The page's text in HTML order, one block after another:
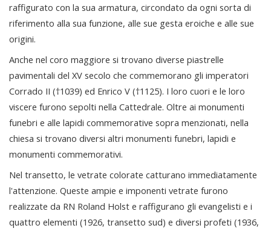
raffigurato con la sua armatura, circondato da ogni sorta di
riferimento alla sua funzione, alle sue gesta eroiche e alle sue
origini.
Anche nel coro maggiore si trovano diverse piastrelle
pavimentali del XV secolo che commemorano gli imperatori
Corrado II (†1039) ed Enrico V (†1125). I loro cuori e le loro
viscere furono sepolti nella Cattedrale. Oltre ai monumenti
funebri e alle lapidi commemorative sopra menzionati, nella
chiesa si trovano diversi altri monumenti funebri, lapidi e
monumenti commemorativi.
Nel transetto, le vetrate colorate catturano immediatamente
l'attenzione. Queste ampie e imponenti vetrate furono
realizzate da RN Roland Holst e raffigurano gli evangelisti e i
quattro elementi (1926, transetto sud) e diversi profeti (1936,